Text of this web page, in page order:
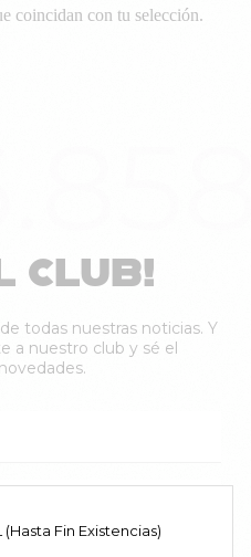
(Hasta Fin Existencias)
coincidan con tu selección.
CLUB!
todas nuestras noticias. Y
a nuestro club y sé el